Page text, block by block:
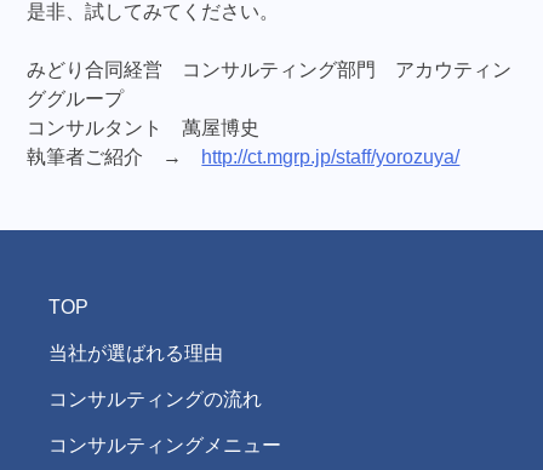
是非、試してみてください。
みどり合同経営 コンサルティング部門 アカウティン
ググループ
コンサルタント 萬屋博史
執筆者ご紹介 → http://ct.mgrp.jp/staff/yorozuya/
TOP
当社が選ばれる理由
コンサルティングの流れ
コンサルティングメニュー